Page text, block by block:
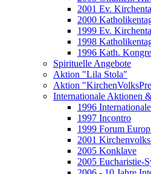
2001 Ev.
2000
1999 Ev.
1998
1996 Kath.
Spirituelle Angebote
Aktion "Lila Stola"
Aktion
Internationale Aktionen
1996
1997 Incontro
1999 Forum
2001
2005 Konklave
2005 Eucharistie-